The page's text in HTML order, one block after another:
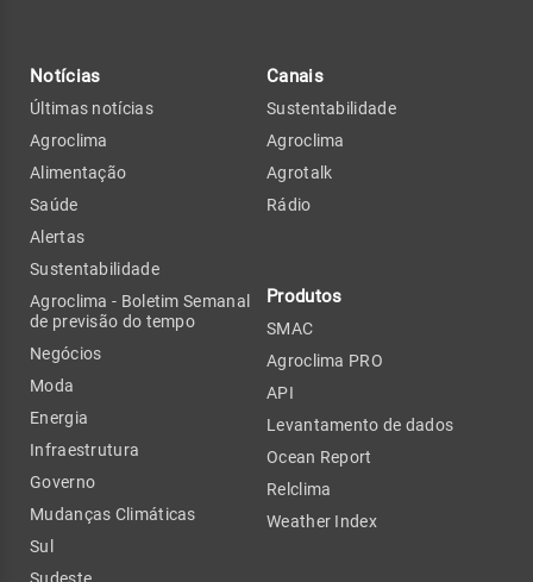
Notícias
Últimas notícias
Agroclima
Alimentação
Saúde
Alertas
Sustentabilidade
Agroclima - Boletim Semanal
de previsão do tempo
Negócios
Moda
Energia
Infraestrutura
Governo
Mudanças Climáticas
Sul
Canais
Sustentabilidade
Agroclima
Agrotalk
Rádio
Produtos
SMAC
Agroclima PRO
API
Levantamento de dados
Ocean Report
Relclima
Weather Index